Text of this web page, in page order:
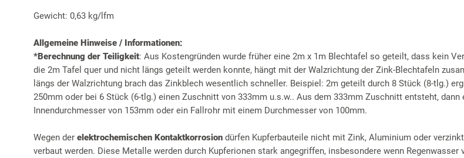
Gewicht: 0,63 kg/lfm
Allgemeine Hinweise / Informationen:
*Berechnung der Teiligkeit: Aus Kostengründen wurde früher eine 2m x 1m Blechtafel so geteilt, dass kein
die 2m Tafel quer und nicht längs geteilt werden konnte, hängt mit der Walzrichtung der Zink-Blechtafeln
längs der Walzrichtung brach das Zinkblech wesentlich schneller. Beispiel: 2m geteilt durch 8 Stück (8-tlg.)
250mm oder bei 6 Stück (6-tlg.) einen Zuschnitt von 333mm u.s.w.. Aus dem 333mm Zuschnitt entsteht, dann
Innendurchmesser von 153mm oder ein Fallrohr mit einem Durchmesser von 100mm.
Wegen der elektrochemischen Kontaktkorrosion dürfen Kupferbauteile nicht mit Zink, Aluminium oder
verbaut werden. Diese Metalle werden durch Kupferionen stark angegriffen, insbesondere wenn